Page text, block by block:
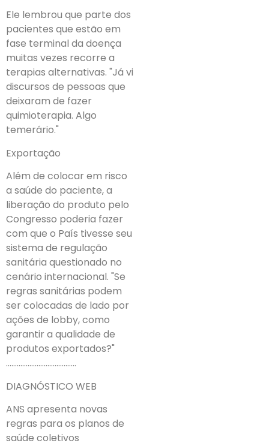
Ele lembrou que parte dos
pacientes que estão em
fase terminal da doença
muitas vezes recorre a
terapias alternativas. "Já vi
discursos de pessoas que
deixaram de fazer
quimioterapia. Algo
temerário."
Exportação
Além de colocar em risco
a saúde do paciente, a
liberação do produto pelo
Congresso poderia fazer
com que o País tivesse seu
sistema de regulação
sanitária questionado no
cenário internacional. "Se
regras sanitárias podem
ser colocadas de lado por
ações de lobby, como
garantir a qualidade de
produtos exportados?"
…………………………………
DIAGNÓSTICO WEB
ANS apresenta novas
regras para os planos de
saúde coletivos